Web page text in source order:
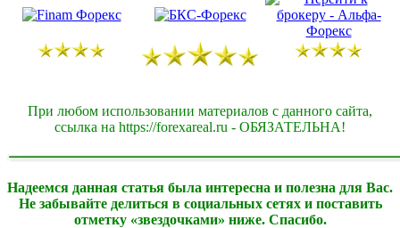
При любом использовании материалов с данного сайта,
ссылка на https://forexareal.ru - ОБЯЗАТЕЛЬНА!
Надеемся данная статья была интересна и полезна для Вас.
Не забывайте делиться в социальных сетях и поставить
отметку «звездочками» ниже. Спасибо.